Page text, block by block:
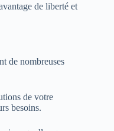
de liberté et
de nombreuses
de votre
besoins.